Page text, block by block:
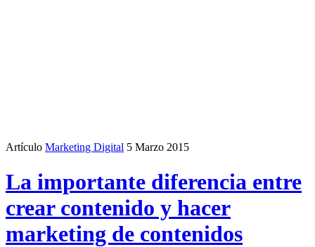
Artículo Marketing Digital 5 Marzo 2015
La importante diferencia entre
crear contenido y hacer
marketing de contenidos